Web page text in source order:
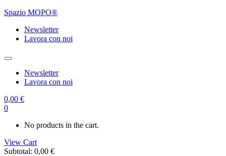
Spazio MOPO®
Newsletter
Lavora con noi
Newsletter
Lavora con noi
0,00 €
0
No products in the cart.
View Cart
Subtotal: 0,00 €